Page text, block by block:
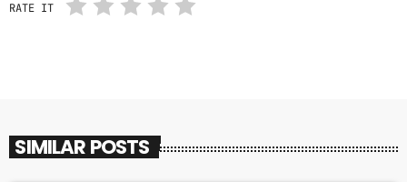
RATE IT
SIMILAR POSTS